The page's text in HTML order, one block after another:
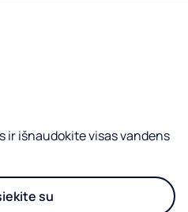
ir išnaudokite visas vandens
su